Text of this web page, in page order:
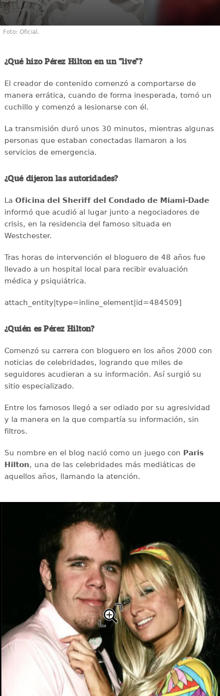
Foto: Oficial.
¿Qué hizo Pérez Hilton en un "live"?
El creador de contenido comenzó a comportarse de
manera errática, cuando de forma inesperada, tomó un
cuchillo y comenzó a lesionarse con él.
La transmisión duró unos 30 minutos, mientras algunas
personas que estaban conectadas llamaron a los
servicios de emergencia.
¿Qué dijeron las autoridades?
La Oficina del Sheriff del Condado de Miami-Dade
informó que acudió al lugar junto a negociadores de
crisis, en la residencia del famoso situada en
Westchester.
Tras horas de intervención el bloguero de 48 años fue
llevado a un hospital local para recibir evaluación
médica y psiquiátrica.
attach_entity|type=inline_element|id=484509]
¿Quién es Pérez Hilton?
Comenzó su carrera con bloguero en los años 2000 con
noticias de celebridades, logrando que miles de
seguidores acudieran a su información. Así surgió su
sitio especializado.
Entre los famosos llegó a ser odiado por su agresividad
y la manera en la que compartía su información, sin
filtros.
Su nombre en el blog nació como un juego con Paris
Hilton, una de las celebridades más mediáticas de
aquellos años, llamando la atención.